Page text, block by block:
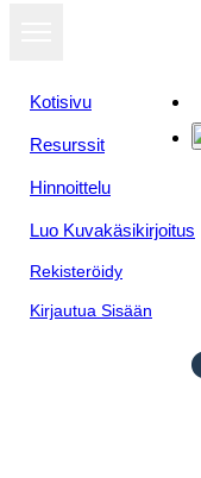
Kotisivu
Resurssit
Hinnoittelu
Luo Kuvakäsikirjoitus
Rekisteröidy
Kirjautua Sisään